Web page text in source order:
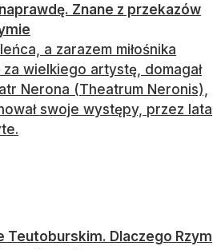
Znane z przekazów
a zarazem miłośnika
za wielkiego artystę, domagał
Nerona (Theatrum Neronis),
swoje występy, przez lata
Teutoburskim. Dlaczego Rzym